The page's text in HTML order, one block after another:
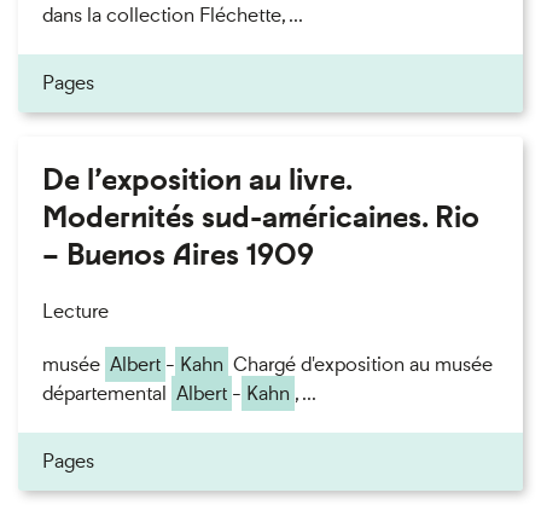
dans la collection Fléchette, ...
Pages
De l’exposition au livre.
Modernités sud-américaines. Rio
– Buenos Aires 1909
Lecture
musée Albert - Kahn Chargé d'exposition au musée
départemental Albert - Kahn , ...
Pages